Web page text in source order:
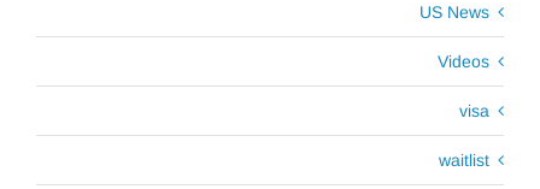
US News
Videos
visa
waitlist